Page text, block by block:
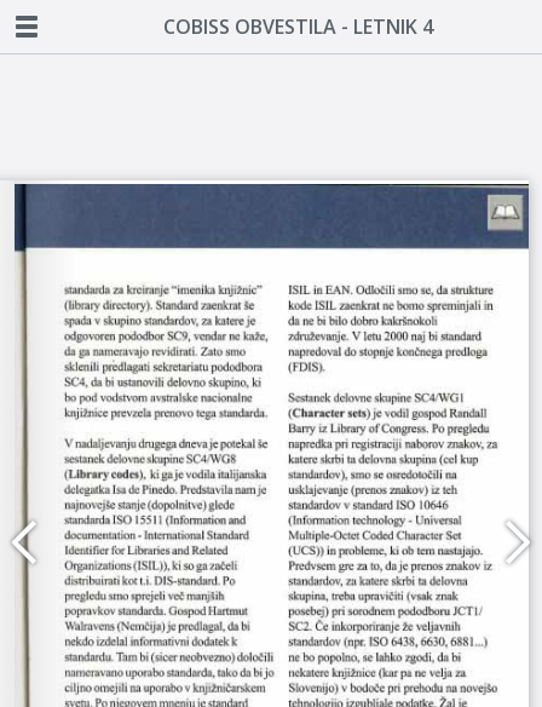
COBISS OBVESTILA - LETNIK 4